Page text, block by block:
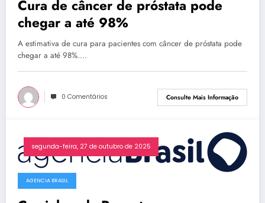
Cura de câncer de próstata pode
chegar a até 98%
A estimativa de cura para pacientes com câncer de próstata pode
chegar a até 98%.…
0 Comentários Consulte Mais Informação
segunda-feira, 27 de outubro de 2025
AGENCIA BRASIL